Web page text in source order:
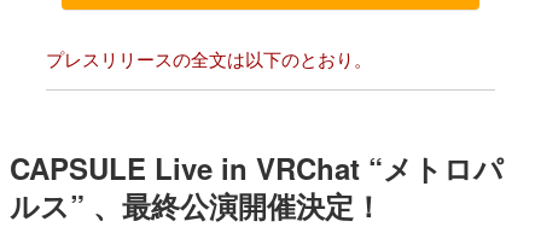
プレスリリースの全文は以下のとおり。
CAPSULE Live in VRChat “メトロパ
ルス” 、最終公演開催決定！